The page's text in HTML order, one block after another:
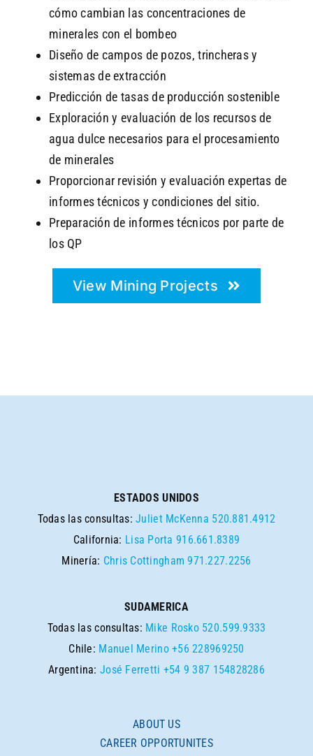
cómo cambian las concentraciones de
minerales con el bombeo
Diseño de campos de pozos, trincheras y
sistemas de extracción
Predicción de tasas de producción sostenible
Exploración y evaluación de los recursos de
agua dulce necesarios para el procesamiento
de minerales
Proporcionar revisión y evaluación expertas de
informes técnicos y condiciones del sitio.
Preparación de informes técnicos por parte de
los QP
View Mining Projects
ESTADOS UNIDOS
Todas las consultas:Juliet McKenna 520.881.4912
California: Lisa Porta 916.661.8389
Minería: Chris Cottingham 971.227.2256
SUDAMERICA
Todas las consultas: Mike Rosko 520.599.9333
Chile: Manuel Merino +56 228969250
Argentina:José Ferretti +54 9 387 154828286
ABOUT US
CAREER OPPORTUNITES